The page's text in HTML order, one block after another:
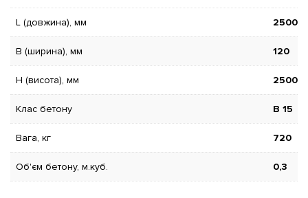
L (довжина), мм 2500
B (ширина), мм 120
H (висота), мм 2500
Клас бетону В 15
Вага, кг 720
Об'єм бетону, м.куб. 0,3